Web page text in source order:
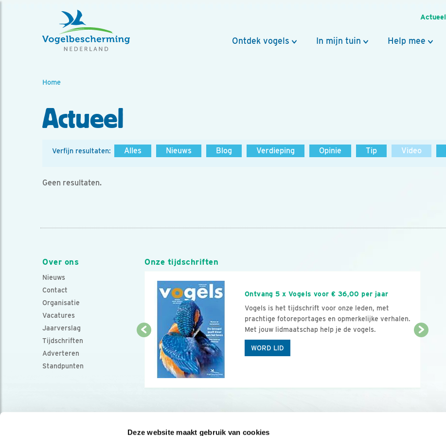
Deze website maakt gebruik van cookies
Actueel
Ontdek vogels In mijn tuin Help mee
Home
Actueel
Verfijn resultaten: Alles Nieuws Blog Verdieping Opinie Tip Video
Geen resultaten.
Over ons
Nieuws
Contact
Organisatie
Vacatures
Jaarverslag
Tijdschriften
Adverteren
Standpunten
Onze tijdschriften
Ontvang 5 x Vogels voor € 36,00 per jaar
Vogels is het tijdschrift voor onze leden, met
prachtige fotoreportages en opmerkelijke verhalen.
Met jouw lidmaatschap help je de vogels.
WORD LID